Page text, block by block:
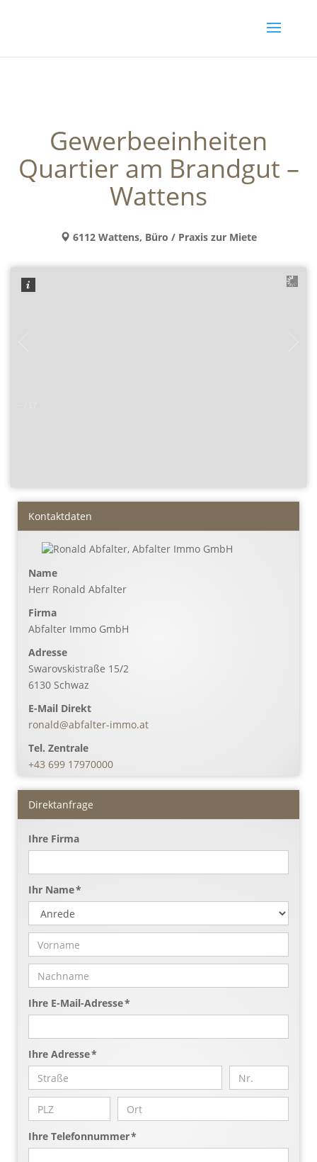
Gewerbeeinheiten
Quartier am Brandgut –
Wattens
6112 Wattens, Büro / Praxis zur Miete
Kontaktdaten
Name
Herr Ronald Abfalter
Firma
Abfalter Immo GmbH
Adresse
Swarovskistraße 15/2
6130 Schwaz
E-Mail Direkt
ronald@abfalter-immo.at
Tel. Zentrale
+43 699 17970000
Direktanfrage
Ihre Firma
Ihr Name *
Ihre E-Mail-Adresse *
Ihre Adresse *
Ihre Telefonnummer *